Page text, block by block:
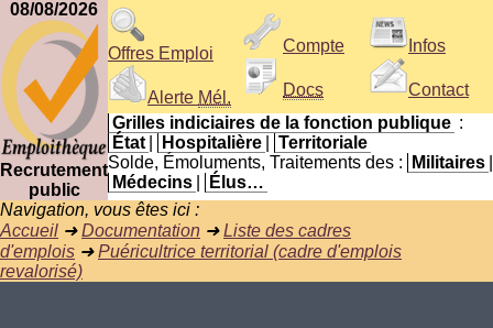
08/08/2026
Recrutement
public
Offres Emploi
Alerte Mél.
Compte
Docs
Infos
Contact
Grilles indiciaires de la fonction publique :
État
Hospitalière
Territoriale
Solde, Émoluments, Traitements des :
Militaires
Médecins
Élus…
Navigation, vous êtes ici :
Accueil ➜Documentation ➜Liste des cadres
d'emplois ➜Puéricultrice territorial (cadre d'emplois
revalorisé)